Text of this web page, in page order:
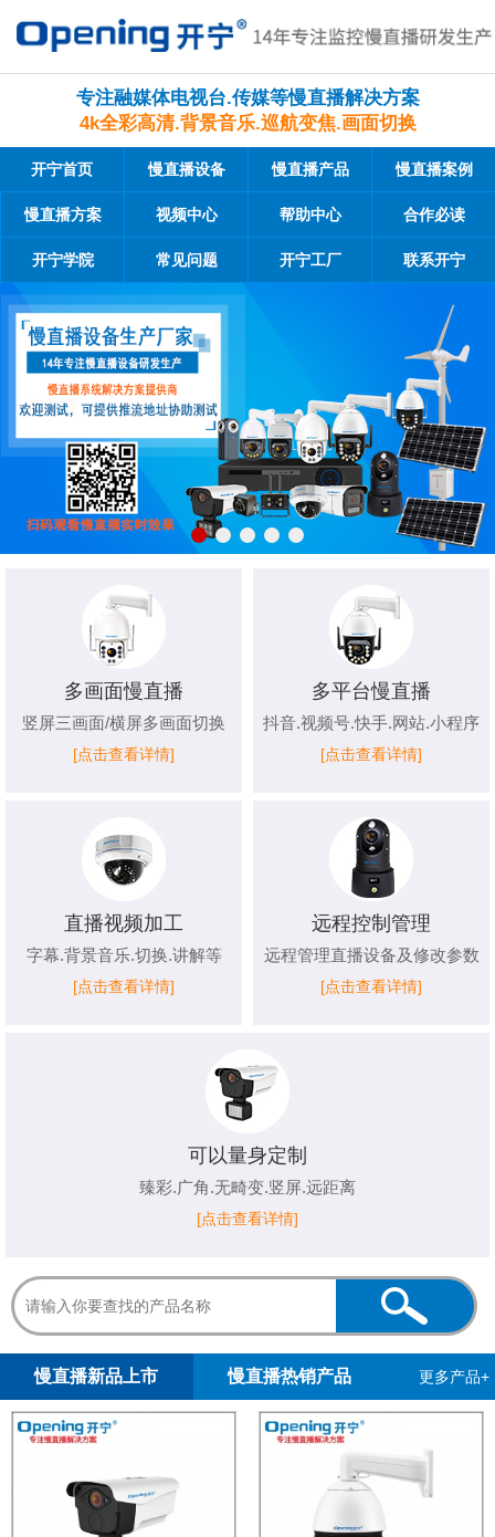
专注融媒体电视台.传媒等慢直播解决方案
4k全彩高清.背景音乐.巡航变焦.画面切换
开宁首页 慢直播设备 慢直播产品 慢直播案例
慢直播方案 视频中心 帮助中心 合作必读
开宁学院 常见问题 开宁工厂 联系开宁
多画面慢直播
竖屏三画面/横屏多画面切换
[点击查看详情]
多平台慢直播
抖音.视频号.快手.网站.小程序
[点击查看详情]
直播视频加工
字幕.背景音乐.切换.讲解等
[点击查看详情]
远程控制管理
远程管理直播设备及修改参数
[点击查看详情]
可以量身定制
臻彩.广角.无畸变.竖屏.远距离
[点击查看详情]
慢直播新品上市 慢直播热销产品 更多产品+